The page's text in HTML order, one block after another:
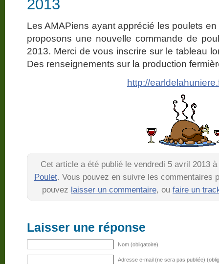
2013
Les AMAPiens ayant apprécié les poulets
proposons une nouvelle commande de
2013. Merci de vous inscrire sur le tableau
Des renseignements sur la production
http://
Cet article a été publié le vendredi 5 avril 2013
Poulet. Vous pouvez en suivre les commentaires
pouvez laisser un commentaire, ou faire un
Laisser une réponse
Nom (obligatoire)
Adresse e-mail (ne sera pas publiée)